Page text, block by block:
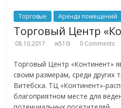
Торговые Аренда помещений
Торговый Центр
08.10.2017 w510i 0 Comments
Торговый Центр «Континент»
своим размерам, среди других
Витебска. ТЦ «Континент»-
благоприятном месте для